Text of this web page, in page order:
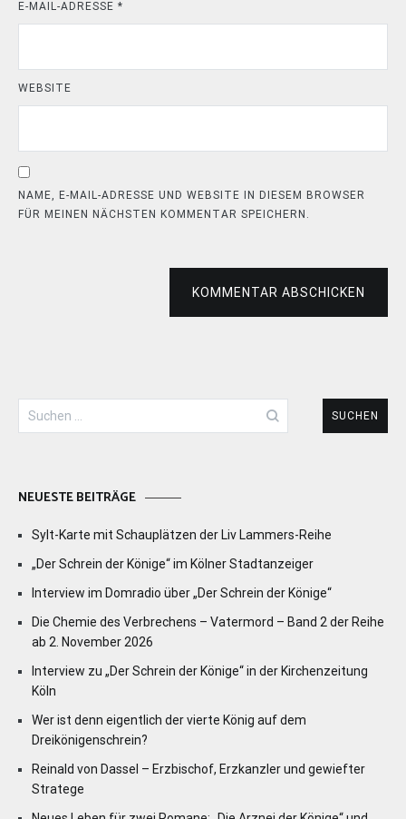
E-MAIL-ADRESSE *
WEBSITE
NAME, E-MAIL-ADRESSE UND WEBSITE IN DIESEM BROWSER
FÜR MEINEN NÄCHSTEN KOMMENTAR SPEICHERN.
KOMMENTAR ABSCHICKEN
Suchen
nach:
NEUESTE BEITRÄGE
Sylt-Karte mit Schauplätzen der Liv Lammers-Reihe
„Der Schrein der Könige“ im Kölner Stadtanzeiger
Interview im Domradio über „Der Schrein der Könige“
Die Chemie des Verbrechens – Vatermord – Band 2 der Reihe
ab 2. November 2026
Interview zu „Der Schrein der Könige“ in der Kirchenzeitung
Köln
Wer ist denn eigentlich der vierte König auf dem
Dreikönigenschrein?
Reinald von Dassel – Erzbischof, Erzkanzler und gewiefter
Stratege